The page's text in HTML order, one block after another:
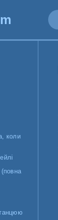
коли